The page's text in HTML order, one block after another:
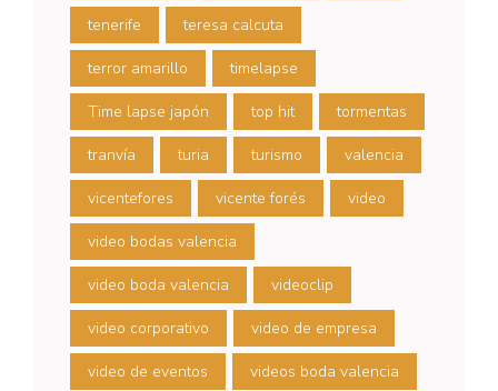
tenerife teresa calcuta
terror amarillo timelapse
Time lapse japón top hit tormentas
tranvía turia turismo valencia
vicentefores vicente forés video
video bodas valencia
video boda valencia videoclip
video corporativo video de empresa
video de eventos videos boda valencia